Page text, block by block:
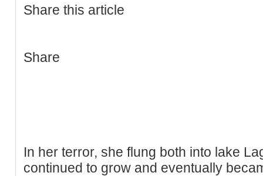
Share this article
Share
In her terror, she flung both into lake
continued to grow and eventually